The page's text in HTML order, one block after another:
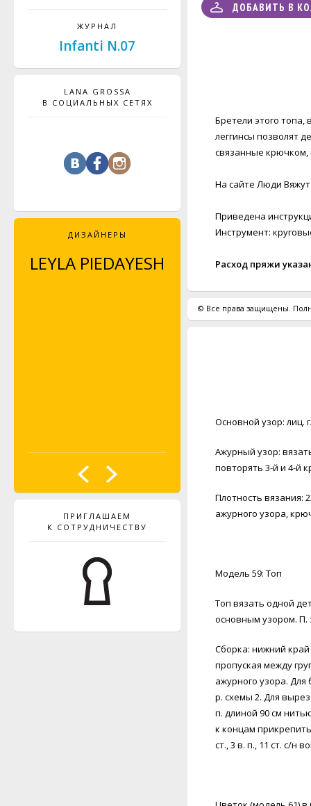
ЖУРНАЛ
Infanti N.07
LANA GROSSA
В СОЦИАЛЬНЫХ СЕТЯХ
ДИЗАЙНЕРЫ
LEYLA PIEDAYESH
MAJA CELINÉ
ПРИГЛАШАЕМ
К СОТРУДНИЧЕСТВУ
ДОБАВИТЬ В
Бретели этого топа,
леггинсы позволят
связанные крючком,
На сайте Люди Вяжут
Приведена
Инструмент:
Расход пряжи
© Все права защищены.
Основной узор: лиц.
Ажурный узор:
повторять 3-й и 4-й
Плотность вязания:
ажурного узора,
Модель 59: Топ
Топ вязать одной
основным узором. П.
Сборка: нижний край
пропуская между
ажурного узора.
р. схемы 2. Для
п. длиной 90 см
к концам
ст., 3 в. п., 11 ст. с/н